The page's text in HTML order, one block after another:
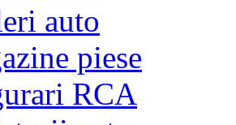
auto
piese
RCA